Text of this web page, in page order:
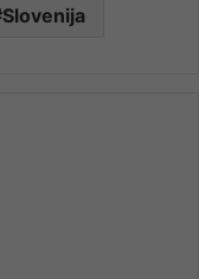
Slovenija